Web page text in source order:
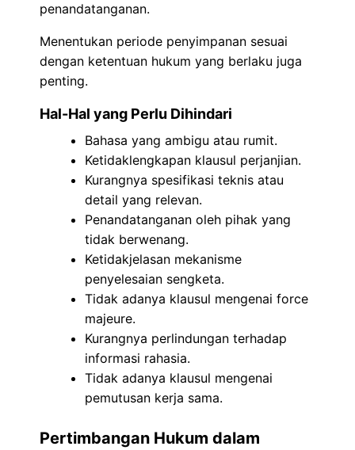
penandatanganan.
Menentukan periode penyimpanan sesuai
dengan ketentuan hukum yang berlaku juga
penting.
Hal-Hal yang Perlu Dihindari
Bahasa yang ambigu atau rumit.
Ketidaklengkapan klausul perjanjian.
Kurangnya spesifikasi teknis atau
detail yang relevan.
Penandatanganan oleh pihak yang
tidak berwenang.
Ketidakjelasan mekanisme
penyelesaian sengketa.
Tidak adanya klausul mengenai force
majeure.
Kurangnya perlindungan terhadap
informasi rahasia.
Tidak adanya klausul mengenai
pemutusan kerja sama.
Pertimbangan Hukum dalam